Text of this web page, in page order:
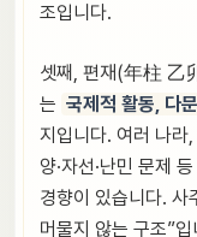
조입니다.
셋째, 편재(年柱 乙
는 국제적 활동, 다
지입니다. 여러 나라
양·자선·난민 문제
경향이 있습니다. 사
머물지 않는 구조”입